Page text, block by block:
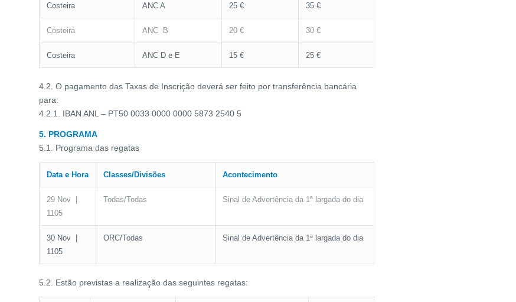
Costeira ANC A 25 € 35 €
Costeira ANC B 20 € 30 €
Costeira ANC D e E 15 € 25 €
4.2. O pagamento das Taxas de Inscrição deverá ser feito por transferência bancária
para:
4.2.1. IBAN ANL – PT50 0033 0000 0000 5873 2540 5
5. PROGRAMA
5.1. Programa das regatas
Data e Hora Classes/Divisões Acontecimento
29 Nov |
1105
Todas/Todas Sinal de Advertência da 1ª largada do dia
30 Nov |
1105
ORC/Todas Sinal de Advertência da 1ª largada do dia
5.2. Estão previstas a realização das seguintes regatas: